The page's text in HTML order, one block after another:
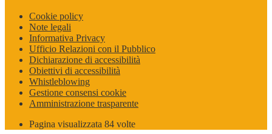
Cookie policy
Note legali
Informativa Privacy
Ufficio Relazioni con il Pubblico
Dichiarazione di accessibilità
Obiettivi di accessibilità
Whistleblowing
Gestione consensi cookie
Amministrazione trasparente
Pagina visualizzata 84 volte